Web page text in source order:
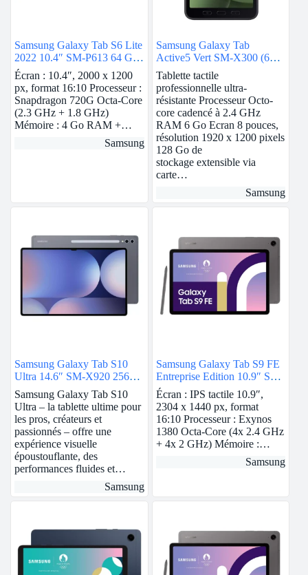
Samsung Galaxy Tab S6 Lite
2022 10.4″ SM-P613 64 Go
Bleu Wi-Fi
Écran : 10.4″, 2000 x 1200
px, format 16:10 Processeur :
Snapdragon 720G Octa-Core
(2.3 GHz + 1.8 GHz)
Mémoire : 4 Go RAM +…
Samsung
Samsung Galaxy Tab
Active5 Vert SM-X300 (6
Go / 128 Go)
Tablette tactile
professionnelle ultra-
résistante Processeur Octo-
core cadencé à 2.4 GHz
RAM 6 Go Ecran 8 pouces,
résolution 1920 x 1200 pixels
128 Go de
stockage extensible via
carte…
Samsung
Samsung Galaxy Tab S10
Ultra 14.6″ SM-X920 256
Go Gris Wi-Fi
Samsung Galaxy Tab S10
Ultra – la tablette ultime pour
les pros, créateurs et
passionnés – offre une
expérience visuelle
époustouflante, des
performances fluides et…
Samsung
Samsung Galaxy Tab S9 FE
Entreprise Edition 10.9″ SM-
X510N 128 Go Anthracite
5G
Écran : IPS tactile 10.9″,
2304 x 1440 px, format
16:10 Processeur : Exynos
1380 Octa-Core (4x 2.4 GHz
+ 4x 2 GHz) Mémoire :…
Samsung